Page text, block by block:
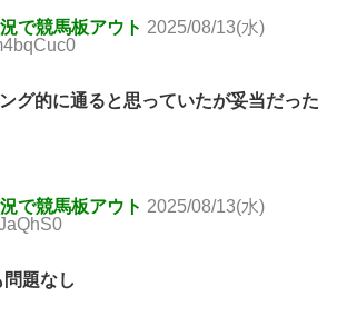
で競馬板アウト 2025/08/13(水)
グ的に通ると思っていたが妥当だった
で競馬板アウト 2025/08/13(水)
題なし